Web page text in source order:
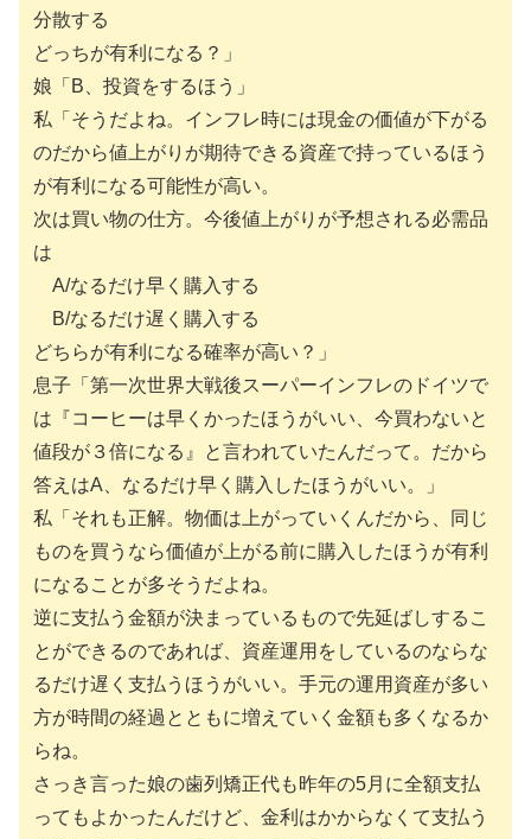
分散する
どっちが有利になる？」
娘「B、投資をするほう」
私「そうだよね。インフレ時には現金の価値が下がる
のだから値上がりが期待できる資産で持っているほう
が有利になる可能性が高い。
次は買い物の仕方。今後値上がりが予想される必需品
は
A/なるだけ早く購入する
B/なるだけ遅く購入する
どちらが有利になる確率が高い？」
息子「第一次世界大戦後スーパーインフレのドイツで
は『コーヒーは早くかったほうがいい、今買わないと
値段が３倍になる』と言われていたんだって。だから
答えはA、なるだけ早く購入したほうがいい。」
私「それも正解。物価は上がっていくんだから、同じ
ものを買うなら価値が上がる前に購入したほうが有利
になることが多そうだよね。
逆に支払う金額が決まっているもので先延ばしするこ
とができるのであれば、資産運用をしているのならな
るだけ遅く支払うほうがいい。手元の運用資産が多い
方が時間の経過とともに増えていく金額も多くなるか
らね。
さっき言った娘の歯列矯正代も昨年の5月に全額支払
ってもよかったんだけど、金利はかからなくて支払う